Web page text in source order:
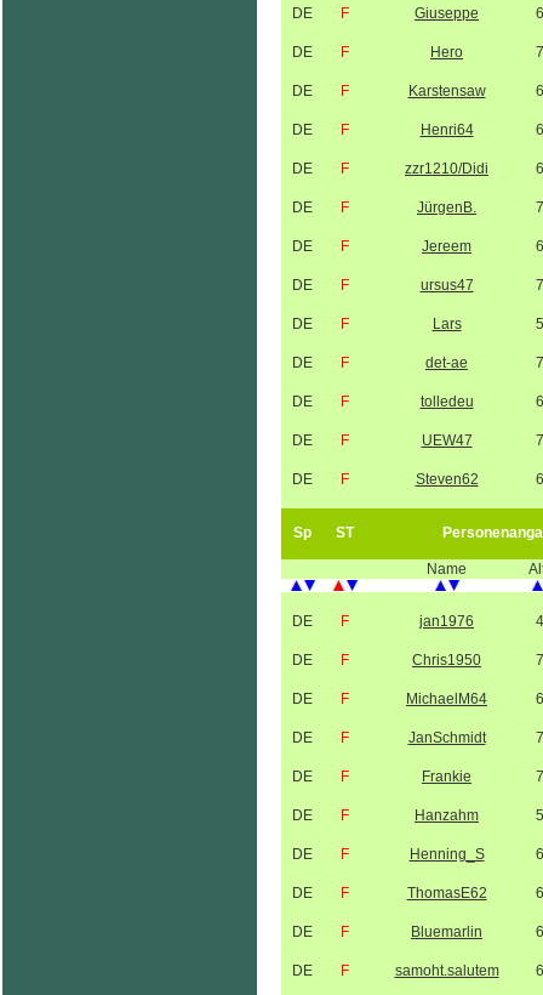
DE F Giuseppe
DE F Hero
DE F Karstensaw
DE F Henri64
DE F zzr1210/Didi
DE F JürgenB.
DE F Jereem
DE F ursus47
DE F Lars
DE F det-ae
DE F tolledeu
DE F UEW47
DE F Steven62
Sp ST
Name
DE F jan1976
DE F Chris1950
DE F MichaelM64
DE F JanSchmidt
DE F Frankie
DE F Hanzahm
DE F Henning_S
DE F ThomasE62
DE F Bluemarlin
DE F samoht.salutem